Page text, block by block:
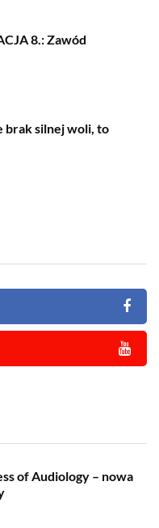
8.: Zawód
brak silnej woli, to
of Audiology – nowa